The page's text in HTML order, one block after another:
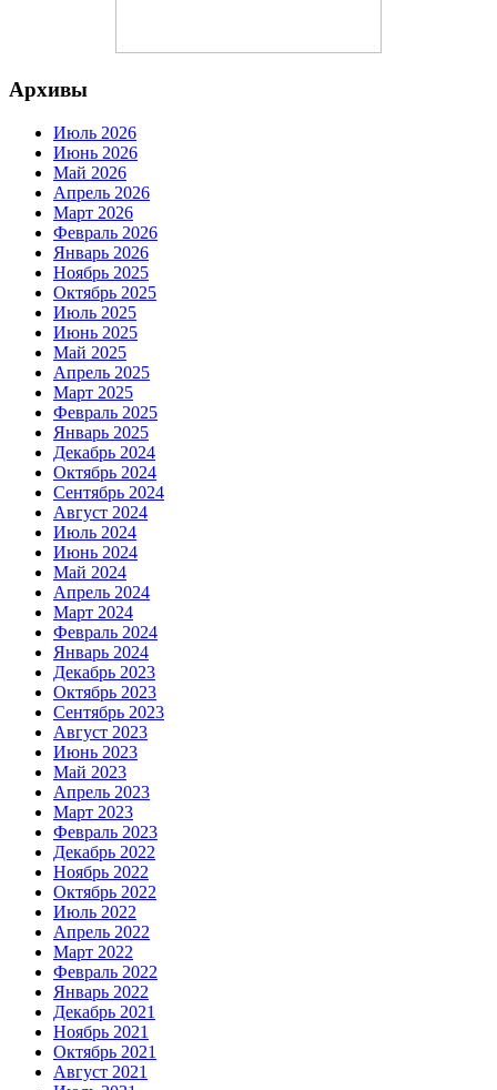
Архивы
Июль 2026
Июнь 2026
Май 2026
Апрель 2026
Март 2026
Февраль 2026
Январь 2026
Ноябрь 2025
Октябрь 2025
Июль 2025
Июнь 2025
Май 2025
Апрель 2025
Март 2025
Февраль 2025
Январь 2025
Декабрь 2024
Октябрь 2024
Сентябрь 2024
Август 2024
Июль 2024
Июнь 2024
Май 2024
Апрель 2024
Март 2024
Февраль 2024
Январь 2024
Декабрь 2023
Октябрь 2023
Сентябрь 2023
Август 2023
Июнь 2023
Май 2023
Апрель 2023
Март 2023
Февраль 2023
Декабрь 2022
Ноябрь 2022
Октябрь 2022
Июль 2022
Апрель 2022
Март 2022
Февраль 2022
Январь 2022
Декабрь 2021
Ноябрь 2021
Октябрь 2021
Август 2021